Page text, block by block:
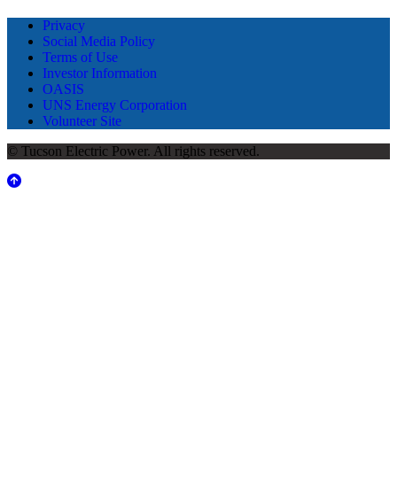
Privacy
Social Media Policy
Terms of Use
Investor Information
OASIS
UNS Energy Corporation
Volunteer Site
© Tucson Electric Power. All rights reserved.